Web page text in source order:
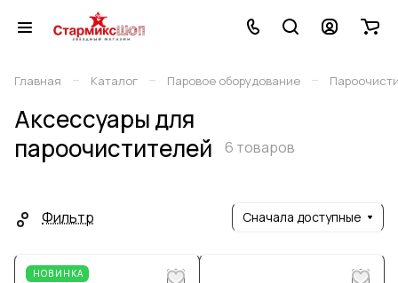
Главная – Каталог – Паровое оборудование –
Аксессуары для
пароочистителей
6 товаров
Фильтр Сначала доступные
НОВИНКА